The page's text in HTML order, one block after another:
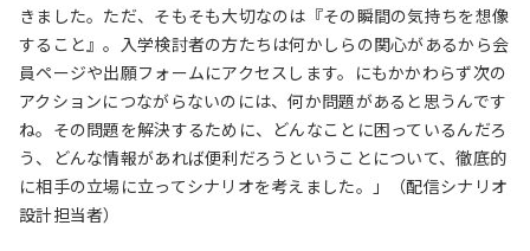
きました。ただ、そもそも大切なのは『その瞬間の気持ちを想像
すること』。入学検討者の方たちは何かしらの関心があるから会
員ページや出願フォームにアクセスします。にもかかわらず次の
アクションにつながらないのには、何か問題があると思うんです
ね。その問題を解決するために、どんなことに困っているんだろ
う、どんな情報があれば便利だろうということについて、徹底的
に相手の立場に立ってシナリオを考えました。」（配信シナリオ
設計担当者）